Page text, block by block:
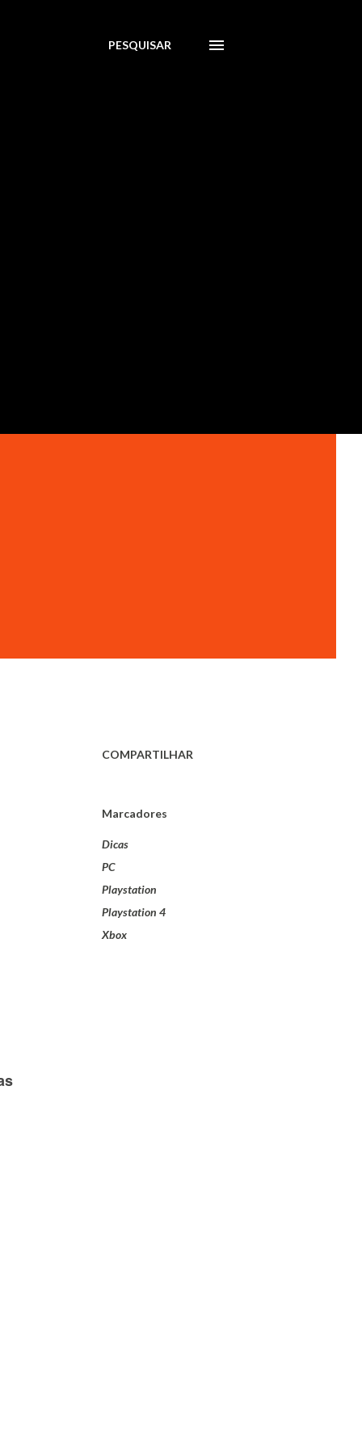
PESQUISAR
COMPARTILHAR
Marcadores
Dicas
PC
Playstation
Playstation 4
Xbox